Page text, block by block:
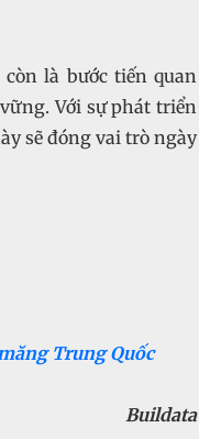
là bước tiến quan
Với sự phát triển
sẽ đóng vai trò ngày
Trung Quốc
Buildata